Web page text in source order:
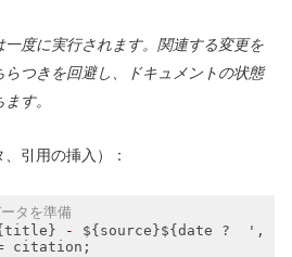
度に実行されます。関連する変更を
つきを回避し、ドキュメントの状態
す。
引用の挿入）：
タを準備
- ${source}${date ? ', '